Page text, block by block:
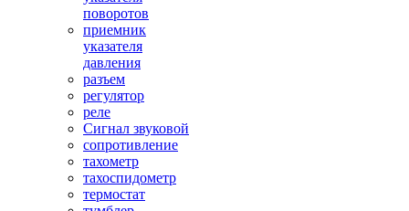
поворотов
приемник
указателя
давления
разъем
регулятор
реле
Сигнал звуковой
сопротивление
тахометр
тахоспидометр
термостат